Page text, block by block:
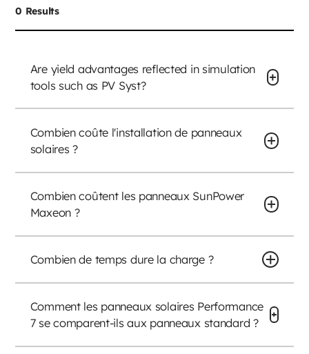
0 Results
Are yield advantages reflected in simulation
tools such as PV Syst?
Combien coûte l'installation de panneaux
solaires ?
Combien coûtent les panneaux SunPower
Maxeon ?
Combien de temps dure la charge ?
Comment les panneaux solaires Performance
7 se comparent-ils aux panneaux standard ?